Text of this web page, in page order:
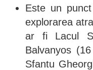
Este un
explorarea
ar fi Lacul
Balvanyos
Sfantu